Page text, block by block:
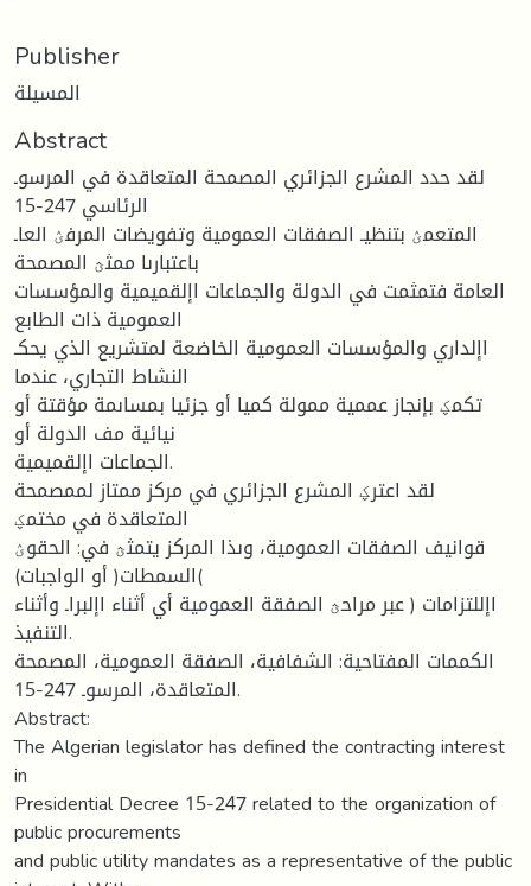
Publisher
المسيلة
Abstract
لقد حدد المشرع الجزائري المصمحة المتعاقدة في المرسوـ
الرئاسي 247-15
المتعمؽ بتنظيـ الصفقات العمومية وتفويضات المرفؽ العاـ
باعتبارىا ممثؿ المصمحة
العامة فتمثمت في الدولة والجماعات اإلقميمية والمؤسسات
العمومية ذات الطابع
اإلداري والمؤسسات العمومية الخاضعة لمتشريع الذي يحكـ
النشاط التجاري، عندما
تكمؼ بإنجاز عممية ممولة كميا أو جزئيا بمساىمة مؤقتة أو
نيائية مف الدولة أو
الجماعات اإلقميمية.
لقد اعترؼ المشرع الجزائري في مركز ممتاز لممصمحة
المتعاقدة في مختمؼ
قوانيف الصفقات العمومية، وىذا المركز يتمثؿ في: الحقوؽ
)السمطات( أو الواجبات)
اإللتزامات ( عبر مراحؿ الصفقة العمومية أي أثناء اإلبراـ وأثناء
التنفيذ.
الكممات المفتاحية: الشفافية، الصفقة العمومية، المصمحة
المتعاقدة، المرسوـ 247-15.
Abstract:
The Algerian legislator has defined the contracting interest
in
Presidential Decree 15-247 related to the organization of
public procurements
and public utility mandates as a representative of the public